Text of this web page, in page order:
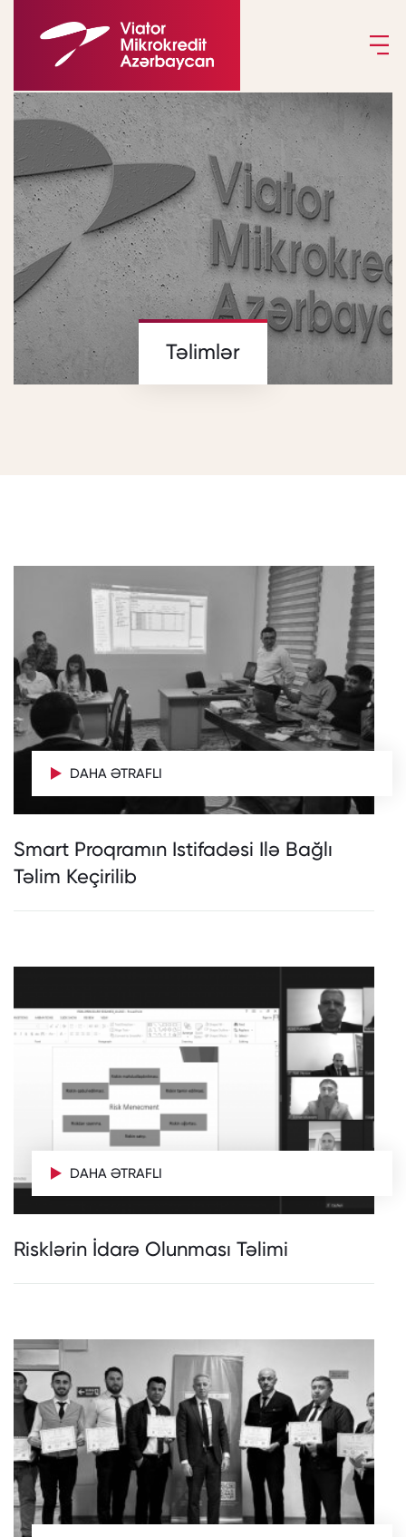
Təlimlər
DAHA ƏTRAFLI
Smart Proqramın Istifadəsi Ilə Bağlı
Təlim Keçirilib
DAHA ƏTRAFLI
Risklərin İdarə Olunması Təlimi